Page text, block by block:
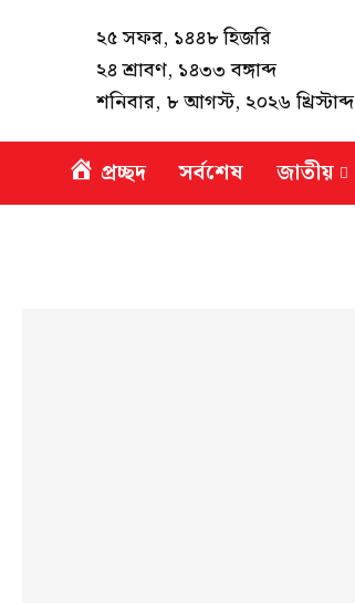
২৫ সফর, ১৪৪৮ হিজরি
২৪ শ্রাবণ, ১৪৩৩ বঙ্গাব্দ
শনিবার, ৮ আগস্ট, ২০২৬ খ্রিস্টাব্দ
প্রচ্ছদ সর্বশেষ জাতীয়